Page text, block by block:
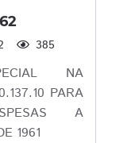
385
NA
PARA
A
1961